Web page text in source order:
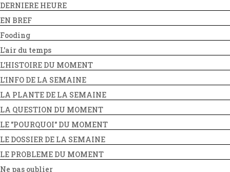
DERNIERE HEURE
EN BREF
Fooding
L'air du temps
L'HISTOIRE DU MOMENT
L'INFO DE LA SEMAINE
LA PLANTE DE LA SEMAINE
LA QUESTION DU MOMENT
LE "POURQUOI" DU MOMENT
LE DOSSIER DE LA SEMAINE
LE PROBLEME DU MOMENT
Ne pas oublier